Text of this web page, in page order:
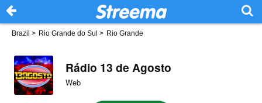
Brazil > Rio Grande do Sul > Rio Grande
Rádio 13 de Agosto
Web